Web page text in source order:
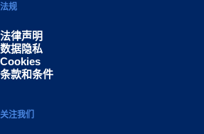
法规
法律声明
数据隐私
Cookies
条款和条件
关注我们